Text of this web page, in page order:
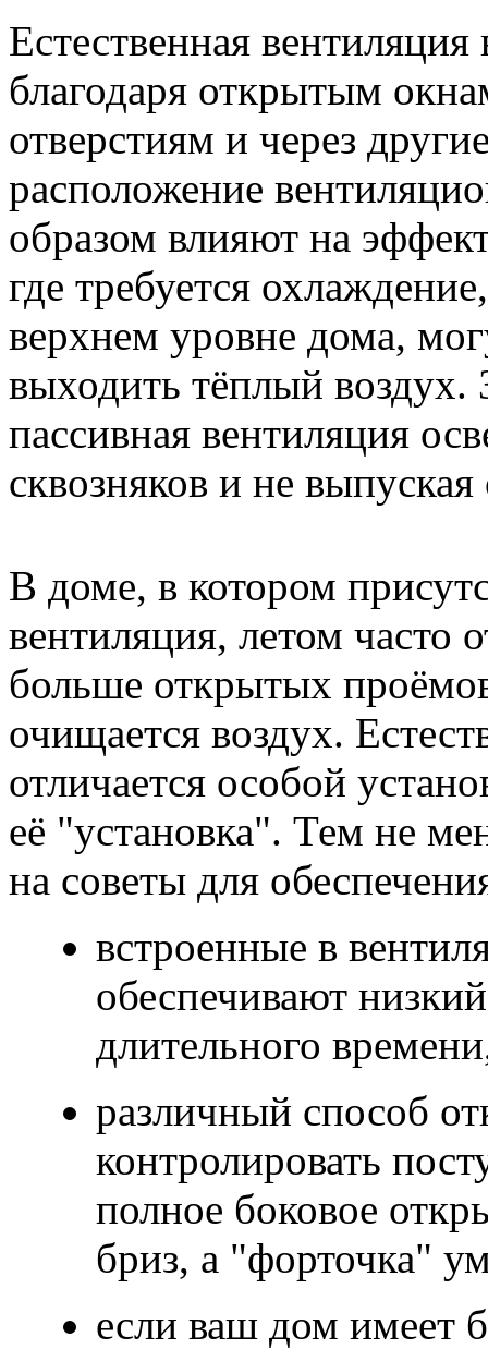
Естественная
благодаря открытым
отверстиям и через
расположение
образом влияют на
где требуется
верхнем уровне дома,
выходить тёплый
пассивная вентиляция
сквозняков и не
В доме, в котором
вентиляция, летом часто
больше открытых
очищается воздух.
отличается особой
её "установка". Тем не
на советы для
встроенные в
обеспечивают
длительного
различный способ
контролировать
полное боковое
бриз, а "форточка"
если ваш дом имеет